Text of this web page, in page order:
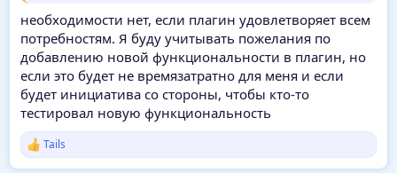
необходимости нет, если плагин удовлетворяет всем
потребностям. Я буду учитывать пожелания по
добавлению новой функциональности в плагин, но
если это будет не времязатратно для меня и если
будет инициатива со стороны, чтобы кто-то
тестировал новую функциональность
Р
Tails